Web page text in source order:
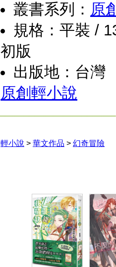
叢書系列： 原
規格：平裝 /
初版
出版地：台灣
原創輕小說
輕小說 > 華文作品 > 幻奇冒險